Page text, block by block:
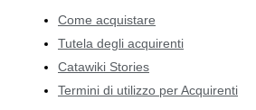
Come acquistare
Tutela degli acquirenti
Catawiki Stories
Termini di utilizzo per Acquirenti